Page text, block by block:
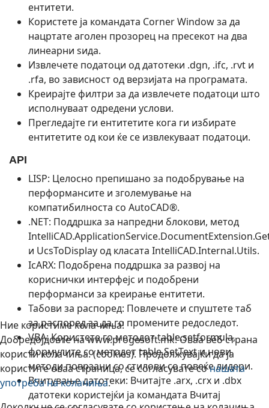
ентитети.
Користете ја командата Corner Window за да
нацртате аголен прозорец на пресекот на два
линеарни ѕида.
Извлечете податоци од датотеки .dgn, .ifc, .rvt и
.rfa, во зависност од верзијата на програмата.
Креирајте филтри за да извлечете податоци што
исполнуваат одредени услови.
Прегледајте ги ентитетите кога ги избирате
ентитетите од кои ќе се извлекуваат податоци.
API
LISP: Целосно препишано за подобрување на
перформансите и зголемување на
компатибилноста со AutoCAD®.
.NET: Поддршка за напредни блокови, метод
и UcsToDisplay од класата IntelliCAD.Internal.Utils.
IcARX: Подобрена поддршка за развој на
кориснички интерфејс и подобрени
перформанси за креирање ентитети.
Табови за распоред: Повлечете и спуштете таб
за распоред за да го промените редоследот.
VBA: Користете го методот table.setformula,
формулите со методот table.SetText и нови
методи поврзани со стилови со повеќе лидери.
Вчитување датотеки: Вчитајте .arx, .crx и .dbx
датотеки користејќи ја командата Вчитај
Ние користиме колачиња!
Добредојдовте на www.progesoft.mk! Оваа веб страна
користи колачиња. (cookies). Продолжувајќи да ја
користите оваа страница, се согласувате сонашата
употреба на колачиња.